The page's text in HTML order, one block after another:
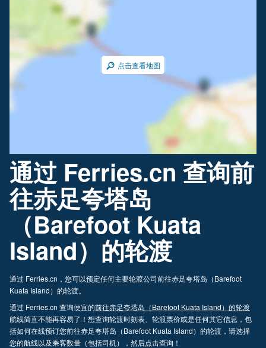
点击查看地图
通过 Ferries.cn 查询前
往赤足夸塔岛
（Barefoot Kuata
Island）的轮渡
通过 Ferries.cn，您可以预定任何主要轮渡公司前往赤足夸塔岛（Barefoot
Kuata Island）的轮渡。
通过 Ferries.cn 查询便宜的前往赤足夸塔岛（Barefoot Kuata Island）的轮渡
航线简直不能再容易了！想查询轮渡时刻表、轮渡票价或是任何其它信息，包
括如何在线预订您前往赤足夸塔岛（Barefoot Kuata Island）的轮渡，请选择
您的航线以及乘客数量（包括司机），然后点击查询！